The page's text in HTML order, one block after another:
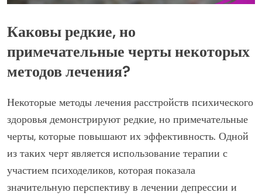
Каковы редкие, но
примечательные черты некоторых
методов лечения?
Некоторые методы лечения расстройств психического
здоровья демонстрируют редкие, но примечательные
черты, которые повышают их эффективность. Одной
из таких черт является использование терапии с
участием психоделиков, которая показала
значительную перспективу в лечении депрессии и